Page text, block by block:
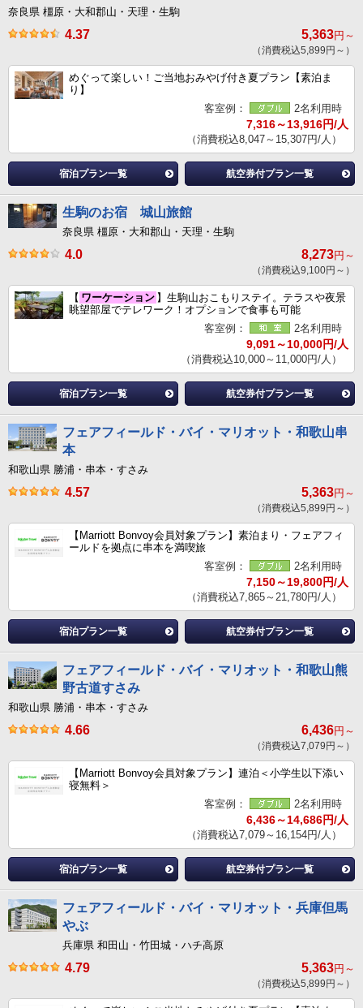
奈良県 橿原・大和郡山・天理・生駒
4.37 5,363円～
（消費税込5,899円～）
めぐって楽しい！ご当地おみやげ付き夏プラン【素泊ま
り】
客室例：
2名利用時
7,316～13,916円/人
（消費税込8,047～15,307円/人）
宿泊プラン一覧 航空券付プラン一覧
生駒のお宿 城山旅館
奈良県 橿原・大和郡山・天理・生駒
4.0 8,273円～
（消費税込9,100円～）
【 ワーケーション 】生駒山おこもりステイ。テラスや夜景
眺望部屋でテレワーク！オプションで食事も可能
客室例：
2名利用時
9,091～10,000円/人
（消費税込10,000～11,000円/人）
宿泊プラン一覧 航空券付プラン一覧
フェアフィールド・バイ・マリオット・和歌山串
本
和歌山県 勝浦・串本・すさみ
4.57 5,363円～
（消費税込5,899円～）
【Marriott Bonvoy会員対象プラン】素泊まり・フェアフィ
ールドを拠点に串本を満喫旅
客室例：
2名利用時
7,150～19,800円/人
（消費税込7,865～21,780円/人）
宿泊プラン一覧 航空券付プラン一覧
フェアフィールド・バイ・マリオット・和歌山熊
野古道すさみ
和歌山県 勝浦・串本・すさみ
4.66 6,436円～
（消費税込7,079円～）
【Marriott Bonvoy会員対象プラン】連泊＜小学生以下添い
寝無料＞
客室例：
2名利用時
6,436～14,686円/人
（消費税込7,079～16,154円/人）
宿泊プラン一覧 航空券付プラン一覧
フェアフィールド・バイ・マリオット・兵庫但馬
やぶ
兵庫県 和田山・竹田城・ハチ高原
4.79 5,363円～
（消費税込5,899円～）